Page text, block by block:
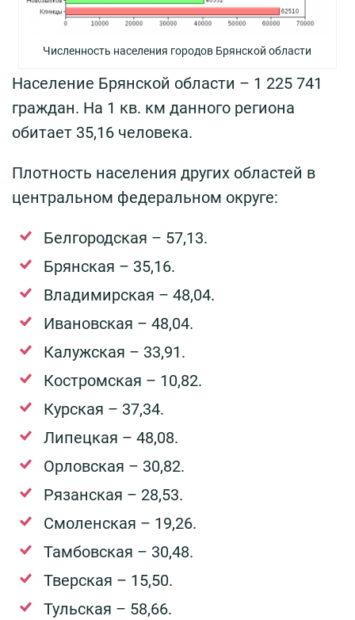
Численность населения городов Брянской области
Население Брянской области – 1 225 741
граждан. На 1 кв. км данного региона
обитает 35,16 человека.
Плотность населения других областей в
центральном федеральном округе:
Белгородская – 57,13.
Брянская – 35,16.
Владимирская – 48,04.
Ивановская – 48,04.
Калужская – 33,91.
Костромская – 10,82.
Курская – 37,34.
Липецкая – 48,08.
Орловская – 30,82.
Рязанская – 28,53.
Смоленская – 19,26.
Тамбовская – 30,48.
Тверская – 15,50.
Тульская – 58,66.